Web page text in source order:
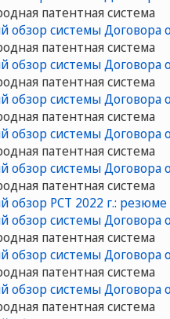
патентная система
обзор системы Договора
патентная система
обзор системы Договора
патентная система
обзор системы Договора
патентная система
обзор системы Договора
патентная система
обзор системы Договора
патентная система
обзор РСТ 2022 г.: резюме
обзор системы Договора
патентная система
обзор системы Договора
патентная система
обзор системы Договора
патентная система